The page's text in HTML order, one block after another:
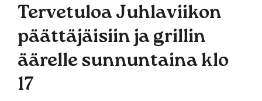
Tervetuloa Juhlaviikon
päättäjäisiin ja grillin
äärelle sunnuntaina klo
17